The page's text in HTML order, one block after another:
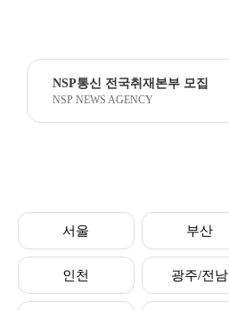
NSP통신 전국취재본부 모집
NSP NEWS AGENCY
서울 부산
인천 광주/전남